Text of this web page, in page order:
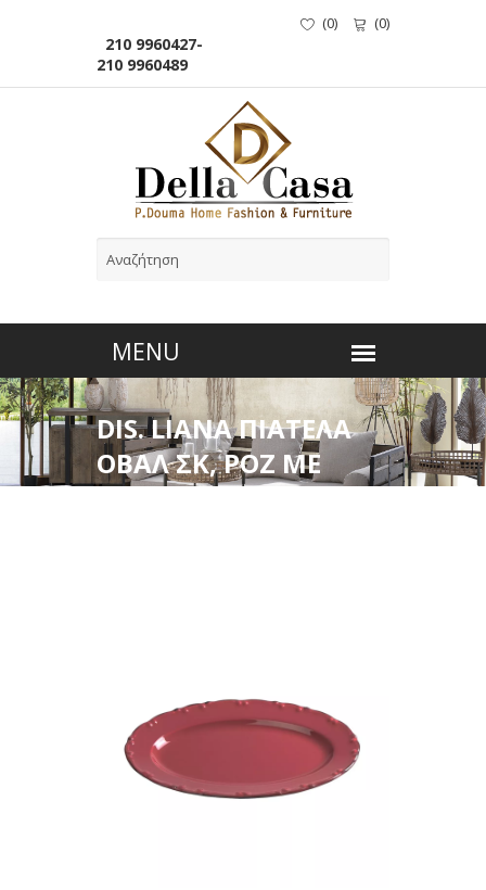
210 9960427-
210 9960489
(0) (0)
DIS. LIANA ΠΙΑΤΕΛΑ
ΟΒΑΛ ΣΚ, ΡΟΖ ΜΕ
ΚΑΦΕ RIM 30ΕΚ (smA)